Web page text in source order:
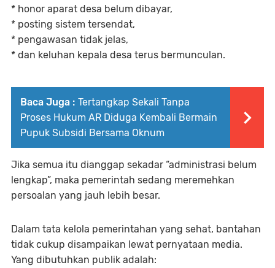
* honor aparat desa belum dibayar,
* posting sistem tersendat,
* pengawasan tidak jelas,
* dan keluhan kepala desa terus bermunculan.
Baca Juga : ‎Tertangkap Sekali Tanpa
Proses Hukum AR Diduga Kembali Bermain
Pupuk Subsidi Bersama Oknum
Jika semua itu dianggap sekadar “administrasi belum
lengkap”, maka pemerintah sedang meremehkan
persoalan yang jauh lebih besar.
Dalam tata kelola pemerintahan yang sehat, bantahan
tidak cukup disampaikan lewat pernyataan media.
Yang dibutuhkan publik adalah: